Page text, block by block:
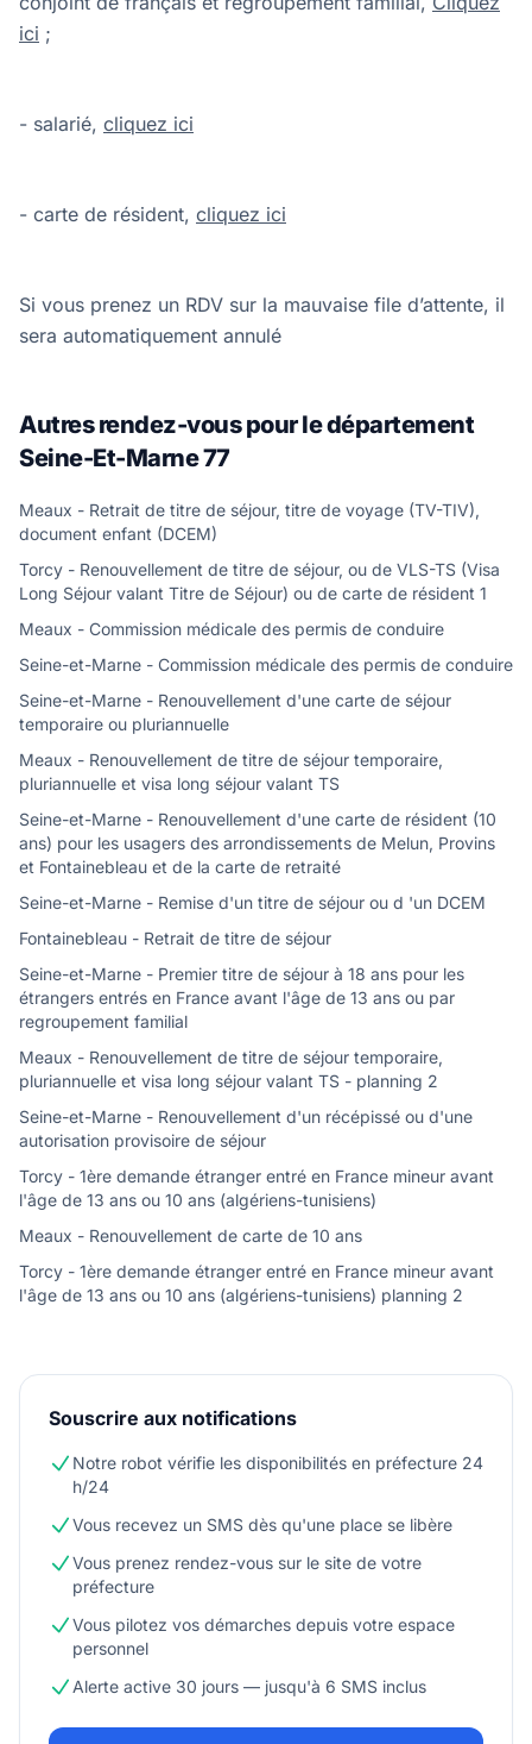
ici ;
- salarié, cliquez ici
- carte de résident, cliquez ici
Si vous prenez un RDV sur la mauvaise file d’attente, il
sera automatiquement annulé
Autres rendez-vous pour le département
Seine-Et-Marne 77
Meaux - Retrait de titre de séjour, titre de voyage (TV-TIV),
document enfant (DCEM)
Torcy - Renouvellement de titre de séjour, ou de VLS-TS (Visa
Long Séjour valant Titre de Séjour) ou de carte de résident 1
Meaux - Commission médicale des permis de conduire
Seine-et-Marne - Commission médicale des permis de conduire
Seine-et-Marne - Renouvellement d'une carte de séjour
temporaire ou pluriannuelle
Meaux - Renouvellement de titre de séjour temporaire,
pluriannuelle et visa long séjour valant TS
Seine-et-Marne - Renouvellement d'une carte de résident (10
ans) pour les usagers des arrondissements de Melun, Provins
et Fontainebleau et de la carte de retraité
Seine-et-Marne - Remise d'un titre de séjour ou d 'un DCEM
Fontainebleau - Retrait de titre de séjour
Seine-et-Marne - Premier titre de séjour à 18 ans pour les
étrangers entrés en France avant l'âge de 13 ans ou par
regroupement familial
Meaux - Renouvellement de titre de séjour temporaire,
pluriannuelle et visa long séjour valant TS - planning 2
Seine-et-Marne - Renouvellement d'un récépissé ou d'une
autorisation provisoire de séjour
Torcy - 1ère demande étranger entré en France mineur avant
l'âge de 13 ans ou 10 ans (algériens-tunisiens)
Meaux - Renouvellement de carte de 10 ans
Torcy - 1ère demande étranger entré en France mineur avant
l'âge de 13 ans ou 10 ans (algériens-tunisiens) planning 2
Souscrire aux notifications
Notre robot vérifie les disponibilités en préfecture 24
h/24
Vous recevez un SMS dès qu'une place se libère
Vous prenez rendez-vous sur le site de votre
préfecture
Vous pilotez vos démarches depuis votre espace
personnel
Alerte active 30 jours — jusqu'à 6 SMS inclus